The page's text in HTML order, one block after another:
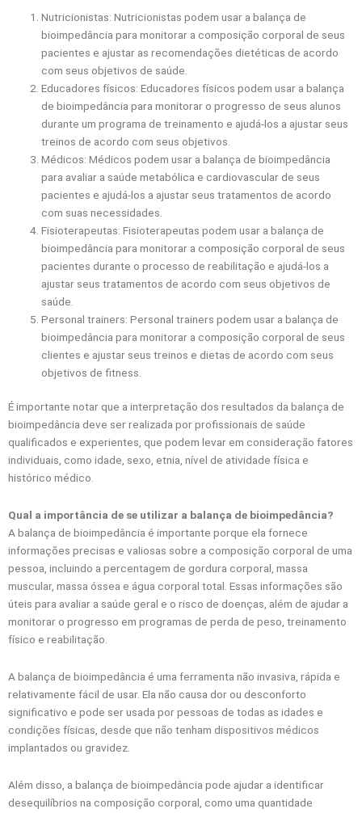
Nutricionistas: Nutricionistas podem usar a balança de
bioimpedância para monitorar a composição corporal de seus
pacientes e ajustar as recomendações dietéticas de acordo
com seus objetivos de saúde.
Educadores físicos: Educadores físicos podem usar a balança
de bioimpedância para monitorar o progresso de seus alunos
durante um programa de treinamento e ajudá-los a ajustar seus
treinos de acordo com seus objetivos.
Médicos: Médicos podem usar a balança de bioimpedância
para avaliar a saúde metabólica e cardiovascular de seus
pacientes e ajudá-los a ajustar seus tratamentos de acordo
com suas necessidades.
Fisioterapeutas: Fisioterapeutas podem usar a balança de
bioimpedância para monitorar a composição corporal de seus
pacientes durante o processo de reabilitação e ajudá-los a
ajustar seus tratamentos de acordo com seus objetivos de
saúde.
Personal trainers: Personal trainers podem usar a balança de
bioimpedância para monitorar a composição corporal de seus
clientes e ajustar seus treinos e dietas de acordo com seus
objetivos de fitness.
É importante notar que a interpretação dos resultados da balança de
bioimpedância deve ser realizada por profissionais de saúde
qualificados e experientes, que podem levar em consideração fatores
individuais, como idade, sexo, etnia, nível de atividade física e
histórico médico.
Qual a importância de se utilizar a balança de bioimpedância?
A balança de bioimpedância é importante porque ela fornece
informações precisas e valiosas sobre a composição corporal de uma
pessoa, incluindo a percentagem de gordura corporal, massa
muscular, massa óssea e água corporal total. Essas informações são
úteis para avaliar a saúde geral e o risco de doenças, além de ajudar a
monitorar o progresso em programas de perda de peso, treinamento
físico e reabilitação.
A balança de bioimpedância é uma ferramenta não invasiva, rápida e
relativamente fácil de usar. Ela não causa dor ou desconforto
significativo e pode ser usada por pessoas de todas as idades e
condições físicas, desde que não tenham dispositivos médicos
implantados ou gravidez.
Além disso, a balança de bioimpedância pode ajudar a identificar
desequilíbrios na composição corporal, como uma quantidade